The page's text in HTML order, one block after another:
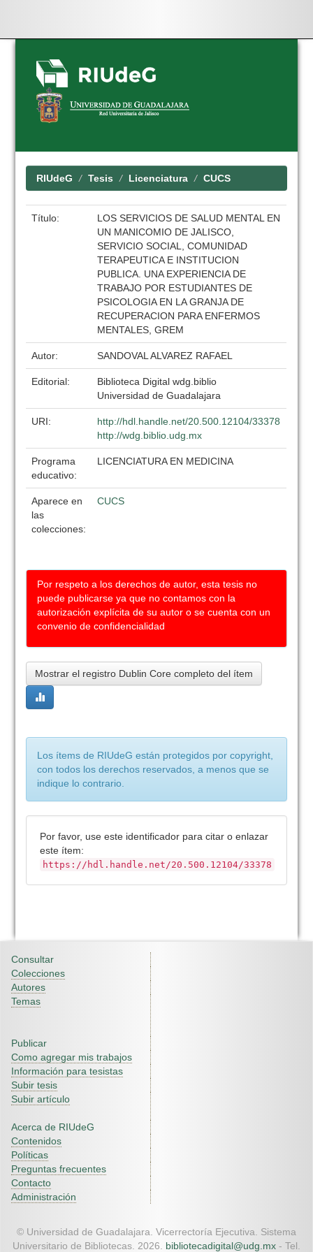
Skip
navigation
RIUdeG Tesis Licenciatura CUCS
Título:
LOS SERVICIOS DE SALUD MENTAL EN
UN MANICOMIO DE JALISCO,
SERVICIO SOCIAL, COMUNIDAD
TERAPEUTICA E INSTITUCION
PUBLICA. UNA EXPERIENCIA DE
TRABAJO POR ESTUDIANTES DE
PSICOLOGIA EN LA GRANJA DE
RECUPERACION PARA ENFERMOS
MENTALES, GREM
Autor: SANDOVAL ALVAREZ RAFAEL
Editorial:
Biblioteca Digital wdg.biblio
Universidad de Guadalajara
URI:
http://hdl.handle.net/20.500.12104/33378
http://wdg.biblio.udg.mx
Programa
educativo:
LICENCIATURA EN MEDICINA
Aparece en
las
colecciones:
CUCS
Por respeto a los derechos de autor, esta tesis no
puede publicarse ya que no contamos con la
autorización explícita de su autor o se cuenta con un
convenio de confidencialidad
Mostrar el registro Dublin Core completo del ítem
Los ítems de RIUdeG están protegidos por copyright,
con todos los derechos reservados, a menos que se
indique lo contrario.
Por favor, use este identificador para citar o enlazar
este ítem:
https://hdl.handle.net/20.500.12104/33378
Consultar
Colecciones
Autores
Temas
Publicar
Como agregar mis trabajos
Información para tesistas
Subir tesis
Subir artículo
Acerca de RIUdeG
Contenidos
Políticas
Preguntas frecuentes
Contacto
Administración
© Universidad de Guadalajara. Vicerrectoría Ejecutiva. Sistema
Universitario de Bibliotecas. 2026. bibliotecadigital@udg.mx - Tel.